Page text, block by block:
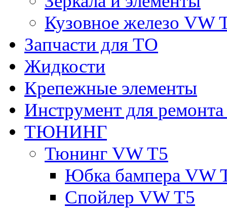
Кузовное железо VW
Запчасти для ТО
Жидкости
Крепежные элементы
Инструмент для
ТЮНИНГ
Тюнинг VW T5
Юбка бампера VW
Спойлер VW T5